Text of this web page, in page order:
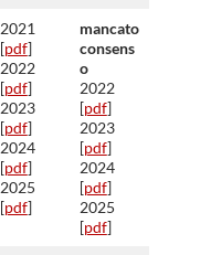
2021
[pdf]
2022
[pdf]
2023
[pdf]
2024
[pdf]
2025
[pdf]
mancato
consens
o
2022
[pdf]
2023
[pdf]
2024
[pdf]
2025
[pdf]